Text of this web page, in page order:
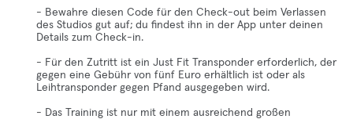
- Bewahre diesen Code für den Check-out beim Verlassen
des Studios gut auf; du findest ihn in der App unter deinen
Details zum Check-in.
- Für den Zutritt ist ein Just Fit Transponder erforderlich, der
gegen eine Gebühr von fünf Euro erhältlich ist oder als
Leihtransponder gegen Pfand ausgegeben wird.
- Das Training ist nur mit einem ausreichend großen